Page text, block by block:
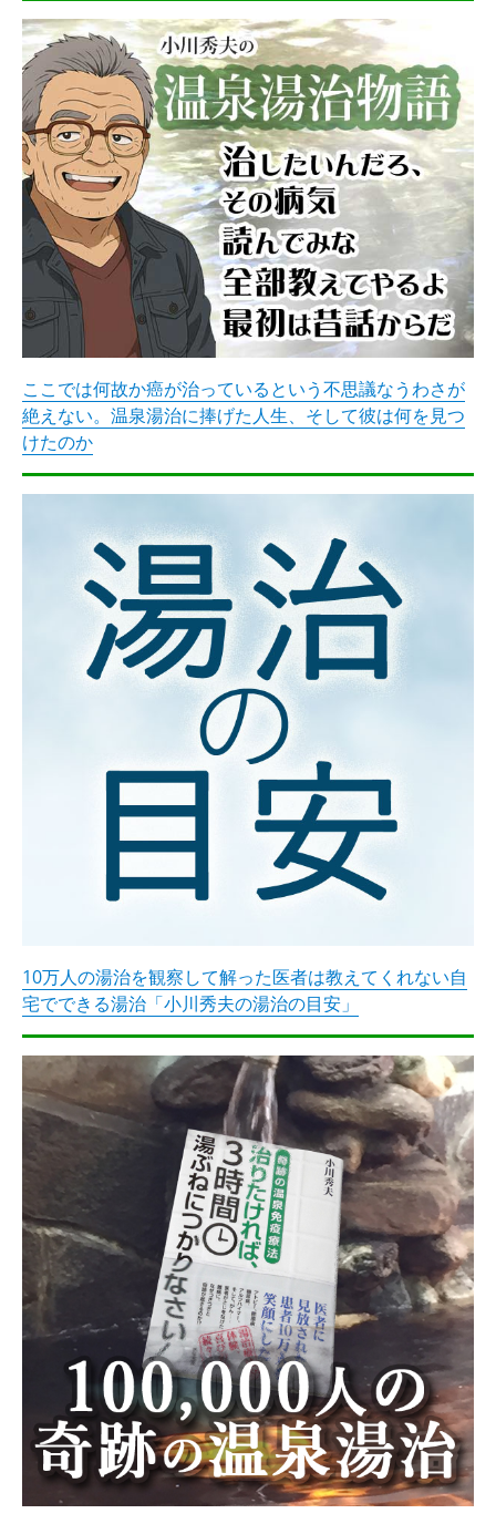
象:
ここでは何故か癌が治っているという不思議なうわさが
絶えない。温泉湯治に捧げた人生、そして彼は何を見つ
けたのか
10万人の湯治を観察して解った医者は教えてくれない自
宅でできる湯治「小川秀夫の湯治の目安」